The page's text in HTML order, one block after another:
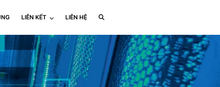
LIÊN KẾT LIÊN HỆ